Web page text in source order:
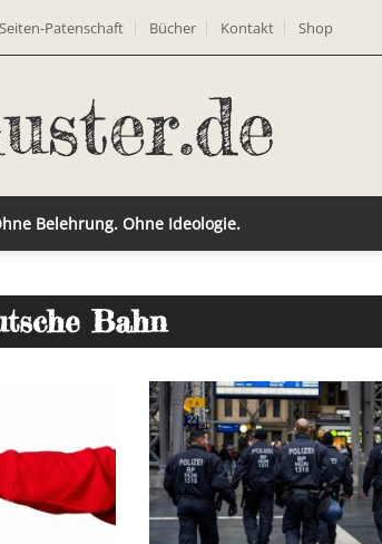
Seiten-Patenschaft Bücher Kontakt Shop
Belehrung. Ohne Ideologie.
Bahn